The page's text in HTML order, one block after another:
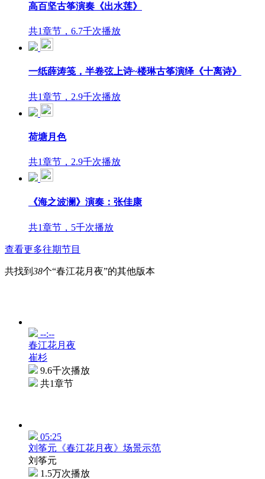
高百坚古筝演奏《出水莲》
共1章节，6.7千次播放
一纸薛涛笺，半卷弦上诗~楼琳古筝演绎《十离诗》
共1章节，2.9千次播放
荷塘月色
共1章节，2.9千次播放
《海之波澜》演奏：张佳康
共1章节，5千次播放
查看更多往期节目
共找到 38个“春江花月夜”的其他版本
--:--
春江花月夜
崔杉
9.6千次播放
共1章节
05:25
刘筝元《春江花月夜》场景示范
刘筝元
1.5万次播放